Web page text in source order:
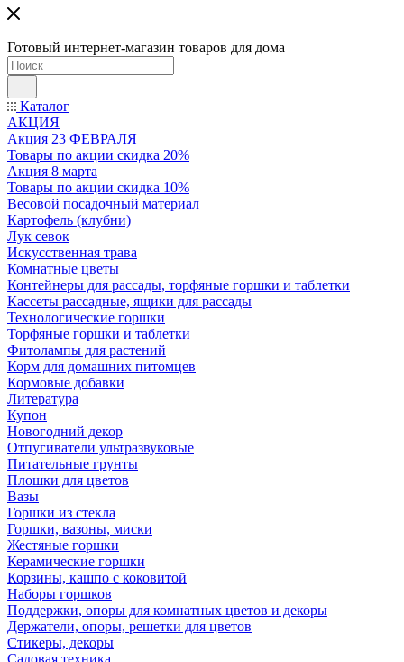
Готовый интернет-магазин товаров для дома
Каталог
АКЦИЯ
Акция 23 ФЕВРАЛЯ
Товары по акции скидка 20%
Акция 8 марта
Товары по акции скидка 10%
Весовой посадочный материал
Картофель (клубни)
Лук севок
Искусственная трава
Комнатные цветы
Контейнеры для рассады, торфяные горшки и таблетки
Кассеты рассадные, ящики для рассады
Технологические горшки
Торфяные горшки и таблетки
Фитолампы для растений
Корм для домашних питомцев
Кормовые добавки
Литература
Купон
Новогодний декор
Отпугиватели ультразвуковые
Питательные грунты
Плошки для цветов
Вазы
Горшки из стекла
Горшки, вазоны, миски
Жестяные горшки
Керамические горшки
Корзины, кашпо с коковитой
Наборы горшков
Поддержки, опоры для комнатных цветов и декоры
Держатели, опоры, решетки для цветов
Стикеры, декоры
Садовая техника